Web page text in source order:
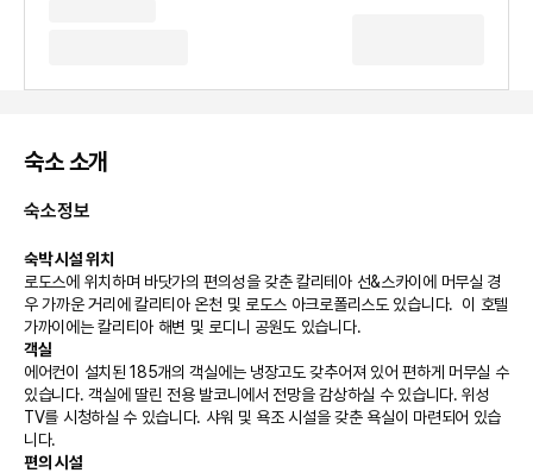
숙소 소개
숙소정보
숙박 시설 위치
로도스에 위치하며 바닷가의 편의성을 갖춘 칼리테아 선&스카이에 머무실 경
우 가까운 거리에 칼리티아 온천 및 로도스 아크로폴리스도 있습니다.  이 호텔
가까이에는 칼리티아 해변 및 로디니 공원도 있습니다.
객실
에어컨이 설치된 185개의 객실에는 냉장고도 갖추어져 있어 편하게 머무실 수
있습니다. 객실에 딸린 전용 발코니에서 전망을 감상하실 수 있습니다. 위성
TV를 시청하실 수 있습니다. 샤워 및 욕조 시설을 갖춘 욕실이 마련되어 있습
니다.
편의 시설